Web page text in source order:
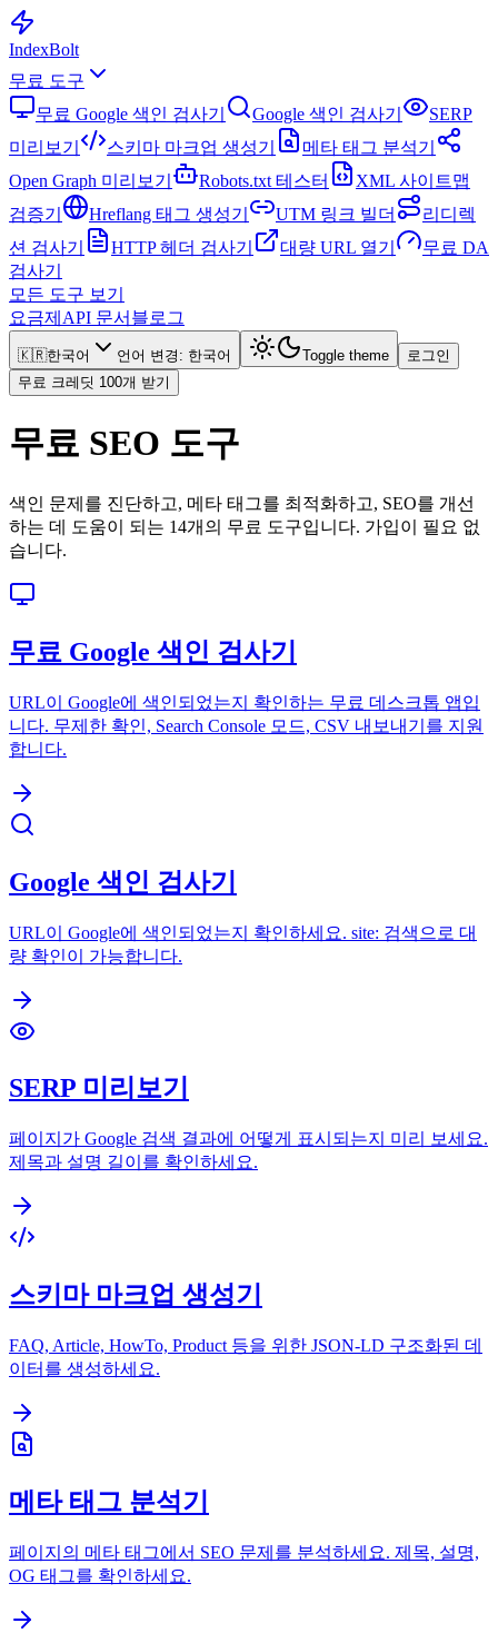
IndexBolt
무료 도구
무료 Google 색인 검사기
Google 색인 검사기
SERP
미리보기
스키마 마크업 생성기
메타 태그 분석기
Open Graph 미리보기
Robots.txt 테스터
XML 사이트맵
검증기
Hreflang 태그 생성기 UTM 링크 빌더
리디렉
션 검사기
HTTP 헤더 검사기 대량 URL 열기
무료 DA
검사기
모든 도구 보기
요금제 API 문서 블로그
🇰🇷한국어 언어 변경 : 한국어 Toggle theme
로그인
무료 크레딧 100개 받기
무료 SEO 도구
색인 문제를 진단하고, 메타 태그를 최적화하고, SEO를 개선
하는 데 도움이 되는 14개의 무료 도구입니다. 가입이 필요 없
습니다.
무료 Google 색인 검사기
URL이 Google에 색인되었는지 확인하는 무료 데스크톱 앱입
니다. 무제한 확인, Search Console 모드, CSV 내보내기를 지원
합니다.
Google 색인 검사기
URL이 Google에 색인되었는지 확인하세요. site: 검색으로 대
량 확인이 가능합니다.
SERP 미리보기
페이지가 Google 검색 결과에 어떻게 표시되는지 미리 보세요.
제목과 설명 길이를 확인하세요.
스키마 마크업 생성기
FAQ, Article, HowTo, Product 등을 위한 JSON-LD 구조화된 데
이터를 생성하세요.
메타 태그 분석기
페이지의 메타 태그에서 SEO 문제를 분석하세요. 제목, 설명,
OG 태그를 확인하세요.